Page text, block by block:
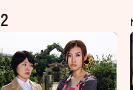
2